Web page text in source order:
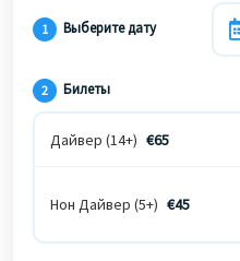
1 Выберите дату
2 Билеты
Дайвер (14+) €65
Нон Дайвер (5+) €45